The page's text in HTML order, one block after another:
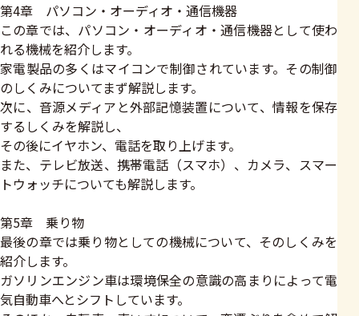
第4章 パソコン・オーディオ・通信機器
この章では、パソコン・オーディオ・通信機器として使わ
れる機械を紹介します。
家電製品の多くはマイコンで制御されています。その制御
のしくみについてまず解説します。
次に、音源メディアと外部記憶装置について、情報を保存
するしくみを解説し、
その後にイヤホン、電話を取り上げます。
また、テレビ放送、携帯電話（スマホ）、カメラ、スマー
トウォッチについても解説します。
第5章 乗り物
最後の章では乗り物としての機械について、そのしくみを
紹介します。
ガソリンエンジン車は環境保全の意識の高まりによって電
気自動車へとシフトしています。